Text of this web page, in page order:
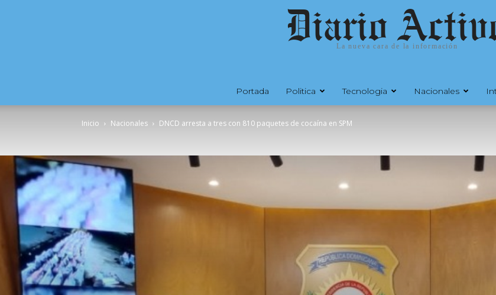
Diario
La nueva cara de la información
Portada Politica Tecnologia Nacionales
Inicio Nacionales DNCD arresta a tres con 810 paquetes de cocaína en SPM